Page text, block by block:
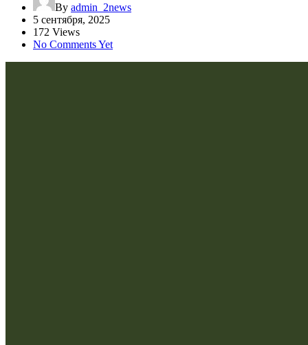
By admin_2news
5 сентября, 2025
172 Views
No Comments Yet